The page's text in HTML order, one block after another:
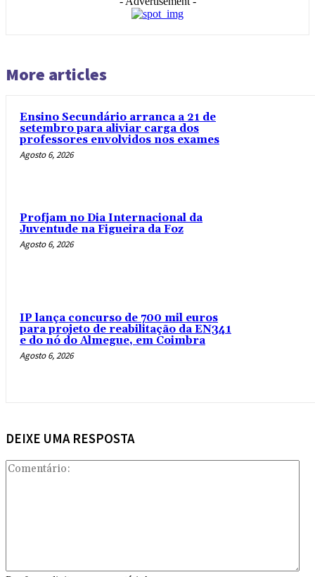
More articles
Ensino Secundário arranca a 21 de
setembro para aliviar carga dos
professores envolvidos nos exames
Agosto 6, 2026
Profjam no Dia Internacional da
Juventude na Figueira da Foz
Agosto 6, 2026
IP lança concurso de 700 mil euros
para projeto de reabilitação da EN341
e do nó do Almegue, em Coimbra
Agosto 6, 2026
DEIXE UMA RESPOSTA